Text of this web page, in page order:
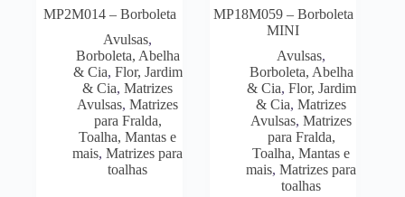
MP2M014 – Borboleta
Avulsas,
Borboleta, Abelha
& Cia, Flor, Jardim
& Cia,Matrizes
Avulsas,Matrizes
para Fralda,
Toalha, Mantas e
mais,Matrizes para
toalhas
MP18M059 – Borboleta
MINI
Avulsas,
Borboleta, Abelha
& Cia, Flor, Jardim
& Cia,Matrizes
Avulsas,Matrizes
para Fralda,
Toalha, Mantas e
mais,Matrizes para
toalhas